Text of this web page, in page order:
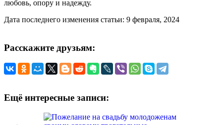
любовь, опору и надежду.
Дата последнего изменения статьи: 9 февраля, 2024
Расскажите друзьям:
Ещё интересные записи: